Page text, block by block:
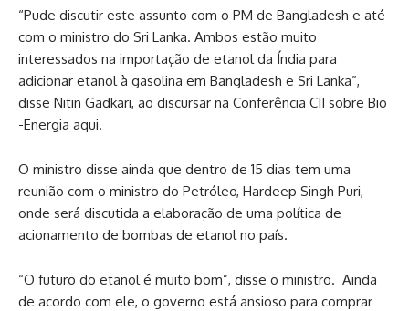
“Pude discutir este assunto com o PM de Bangladesh e até
com o ministro do Sri Lanka. Ambos estão muito
interessados ​​na importação de etanol da Índia para
adicionar etanol à gasolina em Bangladesh e Sri Lanka”,
disse Nitin Gadkari, ao discursar na Conferência CII sobre Bio
-Energia aqui.
O ministro disse ainda que dentro de 15 dias tem uma
reunião com o ministro do Petróleo, Hardeep Singh Puri,
onde será discutida a elaboração de uma política de
acionamento de bombas de etanol no país.
“O futuro do etanol é muito bom”, disse o ministro. Ainda
de acordo com ele, o governo está ansioso para comprar